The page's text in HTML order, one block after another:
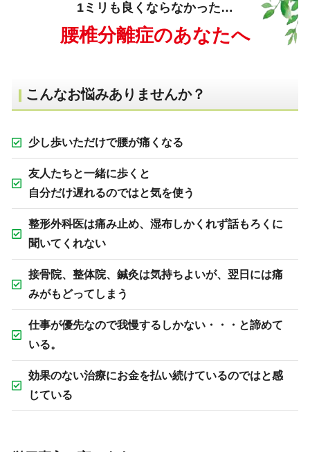
1ミリも良くならなかった…
腰椎分離症のあなたへ
こんなお悩みありませんか？
少し歩いただけで腰が痛くなる
友人たちと一緒に歩くと
自分だけ遅れるのではと気を使う
整形外科医は痛み止め、湿布しかくれず話もろくに
聞いてくれない
接骨院、整体院、鍼灸は気持ちよいが、翌日には痛
みがもどってしまう
仕事が優先なので我慢するしかない・・・と諦めて
いる。
効果のない治療にお金を払い続けているのではと感
じている